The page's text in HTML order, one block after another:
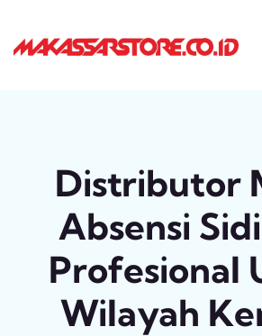
Distributor
Absensi
Profesional
Wilayah